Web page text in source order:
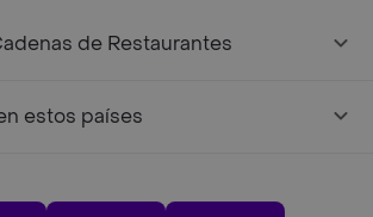
de Restaurantes
estos países